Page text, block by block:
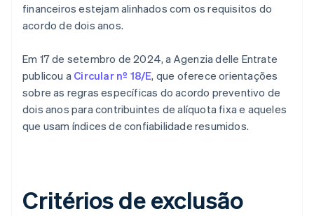
financeiros estejam alinhados com os requisitos do
acordo de dois anos.
Em 17 de setembro de 2024, a Agenzia delle Entrate
publicou a Circular nº 18/E, que oferece orientações
sobre as regras específicas do acordo preventivo de
dois anos para contribuintes de alíquota fixa e aqueles
que usam índices de confiabilidade resumidos.
Critérios de exclusão